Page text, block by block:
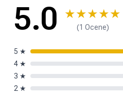
5.0 ★★★★★
(1 Ocene)
5 ★
4 ★
3 ★
2 ★